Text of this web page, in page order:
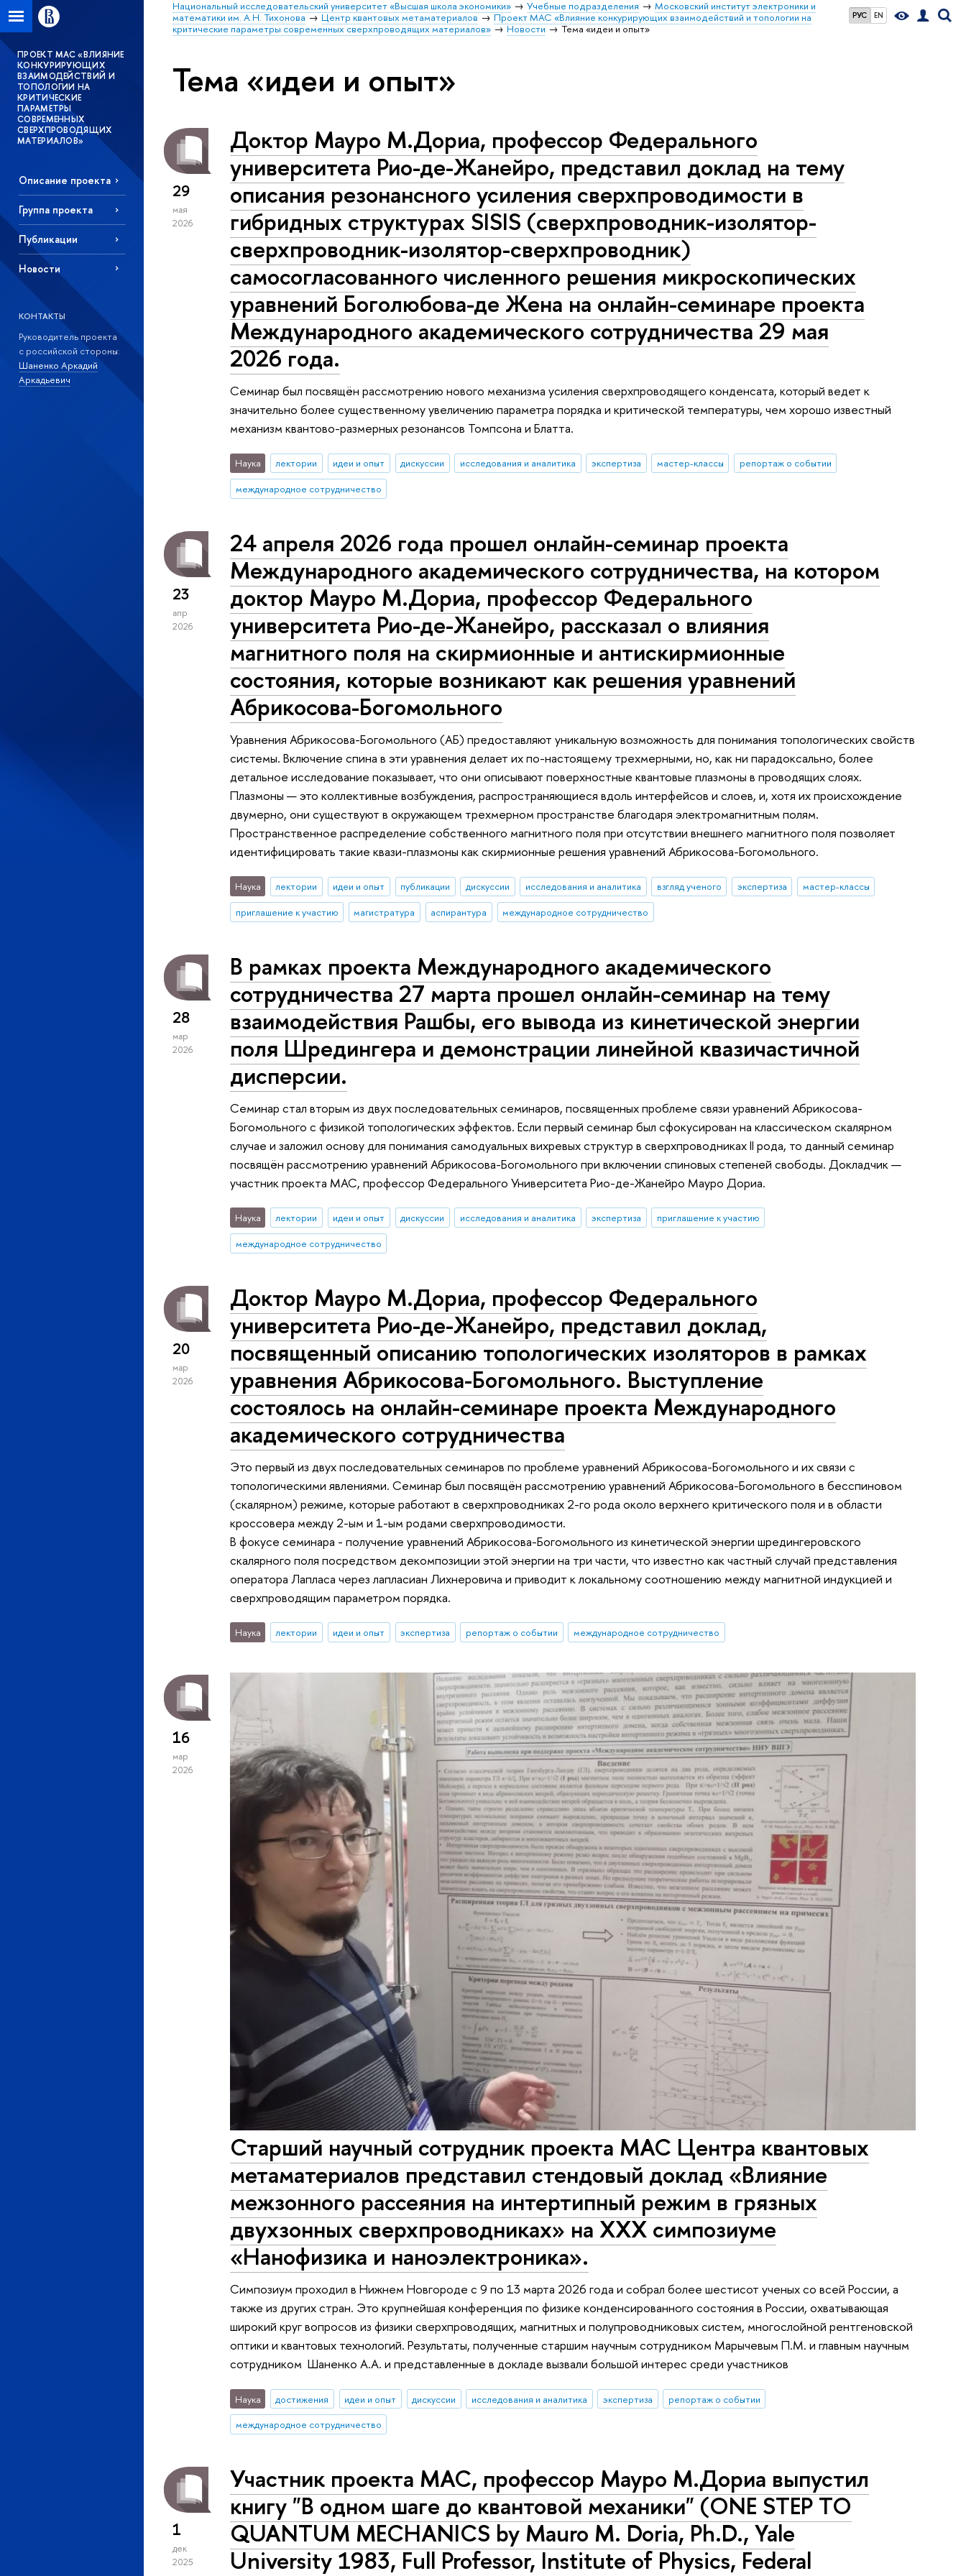
РУС EN
Национальный исследовательский университет «Высшая школа экономики» Учебные подразделения
Московский институт электроники и
математики им. А.Н. Тихонова
Центр квантовых метаматериалов
Проект МАС «Влияние конкурирующих взаимодействий и топологии на
критические параметры современных сверхпроводящих материалов»
Новости Тема «идеи и опыт»
ПРОЕКТ МАС «ВЛИЯНИЕ
КОНКУРИРУЮЩИХ
ВЗАИМОДЕЙСТВИЙ И
ТОПОЛОГИИ НА
КРИТИЧЕСКИЕ
ПАРАМЕТРЫ
СОВРЕМЕННЫХ
СВЕРХПРОВОДЯЩИХ
МАТЕРИАЛОВ»
Описание проекта
Группа проекта
Публикации
Новости
КОНТАКТЫ
Руководитель проекта
с российской стороны:
Шаненко Аркадий
Аркадьевич
Тема «идеи и опыт»
29
мая
2026
Доктор Мауро М.Дориа, профессор Федерального
университета Рио-де-Жанейро, представил доклад на тему
описания резонансного усиления сверхпроводимости в
гибридных структурах SISIS (сверхпроводник-изолятор-
сверхпроводник-изолятор-сверхпроводник)
самосогласованного численного решения микроскопических
уравнений Боголюбова-де Жена на онлайн-семинаре проекта
Международного академического сотрудничества 29 мая
2026 года.
Семинар был посвящён рассмотрению нового механизма усиления сверхпроводящего конденсата, который ведет к
значительно более существенному увеличению параметра порядка и критической температуры, чем хорошо известный
механизм квантово-размерных резонансов Томпсона и Блатта.
Наука лектории идеи и опыт дискуссии исследования и аналитика экспертиза мастер-классы
репортаж о событии
международное сотрудничество
23
апр
2026
24 апреля 2026 года прошел онлайн-семинар проекта
Международного академического сотрудничества, на котором
доктор Мауро М.Дориа, профессор Федерального
университета Рио-де-Жанейро, рассказал о влияния
магнитного поля на скирмионные и антискирмионные
состояния, которые возникают как решения уравнений
Абрикосова-Богомольного
Уравнения Абрикосова-Богомольного (АБ) предоставляют уникальную возможность для понимания топологических свойств
системы. Включение спина в эти уравнения делает их по-настоящему трехмерными, но, как ни парадоксально, более
детальное исследование показывает, что они описывают поверхностные квантовые плазмоны в проводящих слоях.
Плазмоны — это коллективные возбуждения, распространяющиеся вдоль интерфейсов и слоев, и, хотя их происхождение
двумерно, они существуют в окружающем трехмерном пространстве благодаря электромагнитным полям.
Пространственное распределение собственного магнитного поля при отсутствии внешнего магнитного поля позволяет
идентифицировать такие квази-плазмоны как скирмионные решения уравнений Абрикосова-Богомольного.
Наука лектории идеи и опыт публикации дискуссии исследования и аналитика взгляд ученого экспертиза
мастер-классы
приглашение к участию
магистратура аспирантура международное сотрудничество
28
мар
2026
В рамках проекта Международного академического
сотрудничества 27 марта прошел онлайн-семинар на тему
взаимодействия Рашбы, его вывода из кинетической энергии
поля Шредингера и демонстрации линейной квазичастичной
дисперсии.
Семинар стал вторым из двух последовательных семинаров, посвященных проблеме связи уравнений Абрикосова-
Богомольного с физикой топологических эффектов. Если первый семинар был сфокусирован на классическом скалярном
случае и заложил основу для понимания самодуальных вихревых структур в сверхпроводниках II рода, то данный семинар
посвящён рассмотрению уравнений Абрикосова-Богомольного при включении спиновых степеней свободы. Докладчик —
участник проекта МАС, профессор Федерального Университета Рио-де-Жанейро Мауро Дориа.
Наука лектории идеи и опыт дискуссии исследования и аналитика экспертиза
приглашение к участию
международное сотрудничество
20
мар
2026
Доктор Мауро М.Дориа, профессор Федерального
университета Рио-де-Жанейро, представил доклад,
посвященный описанию топологических изоляторов в рамках
уравнения Абрикосова-Богомольного. Выступление
состоялось на онлайн-семинаре проекта Международного
академического сотрудничества
Это первый из двух последовательных семинаров по проблеме уравнений Абрикосова-Богомольного и их связи с
топологическими явлениями. Семинар был посвящён рассмотрению уравнений Абрикосова-Богомольного в бесспиновом
(скалярном) режиме, которые работают в сверхпроводниках 2-го рода около верхнего критического поля и в области
кроссовера между 2-ым и 1-ым родами сверхпроводимости.
В фокусе семинара - получение уравнений Абрикосова-Богомольного из кинетической энергии шредингеровского
скалярного поля посредством декомпозиции этой энергии на три части, что известно как частный случай представления
оператора Лапласа через лапласиан Лихнеровича и приводит к локальному соотношению между магнитной индукцией и
сверхпроводящим параметром порядка.
Наука лектории идеи и опыт экспертиза репортаж о событии международное сотрудничество
16
мар
2026
Старший научный сотрудник проекта МАС Центра квантовых
метаматериалов представил стендовый доклад «Влияние
межзонного рассеяния на интертипный режим в грязных
двухзонных сверхпроводниках» на XXX симпозиуме
«Нанофизика и наноэлектроника».
Симпозиум проходил в Нижнем Новгороде с 9 по 13 марта 2026 года и собрал более шестисот ученых со всей России, а
также из других стран. Это крупнейшая конференция по физике конденсированного состояния в России, охватывающая
широкий круг вопросов из физики сверхпроводящих, магнитных и полупроводниковых систем, многослойной рентгеновской
оптики и квантовых технологий. Результаты, полученные старшим научным сотрудником Марычевым П.М. и главным научным
сотрудником Шаненко А.А. и представленные в докладе вызвали большой интерес среди участников
Наука достижения идеи и опыт дискуссии исследования и аналитика экспертиза
репортаж о событии
международное сотрудничество
1
дек
2025
Участник проекта МАС, профессор Мауро М.Дориа выпустил
книгу "В одном шаге до квантовой механики" (ONE STEP TO
QUANTUM MECHANICS by Mauro M. Doria, Ph.D., Yale
University 1983, Full Professor, Institute of Physics, Federal